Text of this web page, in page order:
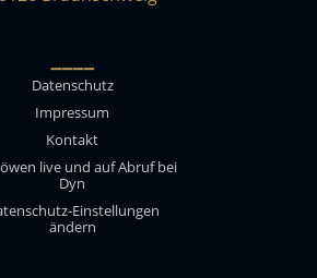
____
Datenschutz
Impressum
Kontakt
live und auf Abruf bei
Dyn
Einstellungen
ändern